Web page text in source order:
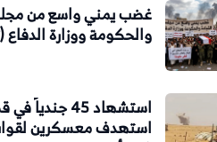
غضب يمني واسع من
والحكومة ووزارة
استشهاد 45
استهدف معسكرين